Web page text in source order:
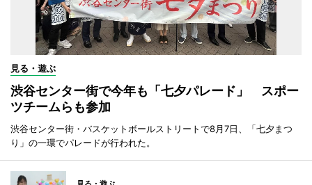
見る・遊ぶ
渋谷センター街で今年も「七夕パレード」 スポー
ツチームらも参加
渋谷センター街・バスケットボールストリートで8月7日、「七夕まつ
り」の一環でパレードが行われた。